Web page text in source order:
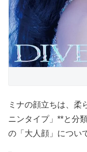
ミナの顔立ちは、柔
ニンタイプ」**と分
の「大人顔」につい